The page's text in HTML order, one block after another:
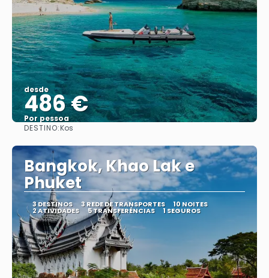
desde
486 €
Por pessoa
DESTINO:Kos
Bangkok, Khao Lak e
Phuket
3 DESTINOS 3 REDE DE TRANSPORTES 10 NOITES
2 ATIVIDADES 5 TRANSFERÊNCIAS 1 SEGUROS